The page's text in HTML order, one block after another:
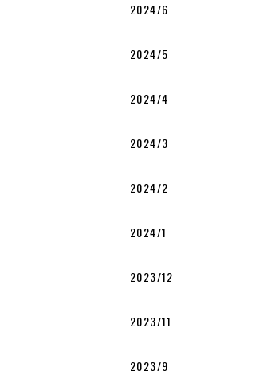
2024/6
2024/5
2024/4
2024/3
2024/2
2024/1
2023/12
2023/11
2023/9